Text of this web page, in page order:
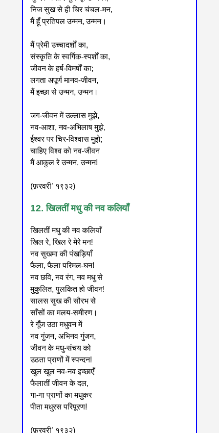
निज सुख से ही चिर चंचल-मन,
मैं हूँ प्रतिपल उन्मन, उन्मन।
मैं प्रेमी उच्चादर्शों का,
संस्कृति के स्वर्गिक-स्पर्शों का,
जीवन के हर्ष-विमर्षों का;
लगता अपूर्ण मानव-जीवन,
मैं इच्छा से उन्मन, उन्मन।
जग-जीवन में उल्लास मुझे,
नव-आशा, नव-अभिलाष मुझे,
ईश्वर पर चिर-विश्वास मुझे;
चाहिए विश्व को नव-जीवन
मैं आकुल रे उन्मन, उन्मन!
(फ़रवरी’ १९३२)
12. खिलतीं मधु की नव कलियाँ
खिलतीं मधु की नव कलियाँ
खिल रे, खिल रे मेरे मन!
नव सुखमा की पंखड़ियाँ
फैला, फैला परिमल-घन!
नव छवि, नव रंग, नव मधु से
मुकुलित, पुलकित हो जीवन!
सालस सुख की सौरभ से
साँसों का मलय-समीरण।
रे गूँज उठा मधुवन में
नव गुंजन, अभिनव गुंजन,
जीवन के मधु-संचय को
उठता प्राणों में स्पन्दन!
खुल खुल नव-नव इच्छाएँ
फैलातीं जीवन के दल,
गा-गा प्राणों का मधुकर
पीता मधुरस परिपूरण!
(फ़रवरी’ १९३२)